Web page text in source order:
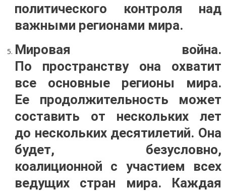
политического контроля над
важными регионами мира.
Мировая война.
По пространству она охватит
все основные регионы мира.
Ее продолжительность может
составить от нескольких лет
до нескольких десятилетий. Она
будет, безусловно,
коалиционной с участием всех
ведущих стран мира. Каждая